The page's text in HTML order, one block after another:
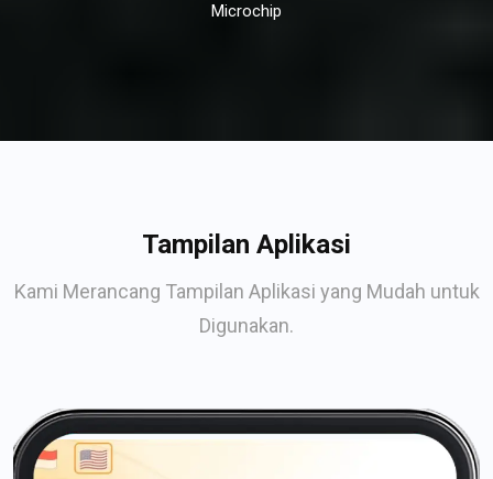
Microchip
Tampilan Aplikasi
Kami Merancang Tampilan Aplikasi yang Mudah untuk
Digunakan.